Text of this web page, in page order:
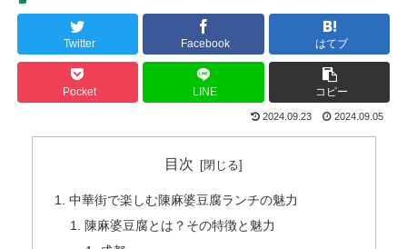
Twitter Facebook はてブ
Pocket LINE コピー
2024.09.23 2024.09.05
目次
中華街で楽しむ陳麻婆豆腐ランチの魅力
陳麻婆豆腐とは？その特徴と魅力